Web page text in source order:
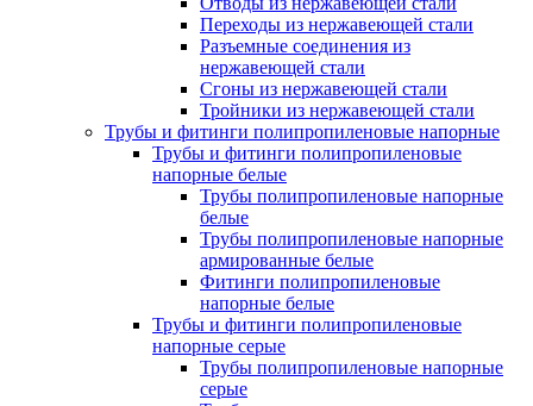
Переходы из нержавеющей стали
Разъемные соединения из
нержавеющей стали
Сгоны из нержавеющей стали
Тройники из нержавеющей стали
Трубы и фитинги полипропиленовые напорные
Трубы и фитинги полипропиленовые
напорные белые
Трубы полипропиленовые напорные
белые
Трубы полипропиленовые напорные
армированные белые
Фитинги полипропиленовые
напорные белые
Трубы и фитинги полипропиленовые
напорные серые
Трубы полипропиленовые напорные
серые